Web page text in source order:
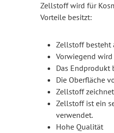
Zellstoff wird für
Vorteile besitzt:
Zellstoff besteht
Vorwiegend
Das Endprodukt
Die Oberfläche
Zellstoff
Zellstoff ist ein
verwendet.
Hohe Qualität